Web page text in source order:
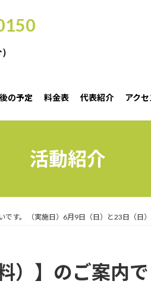
の予定 料金表 代表紹介 アクセ
活動紹介
す。 （実施日）6月9日（日）と23日（日
）】のご案内で